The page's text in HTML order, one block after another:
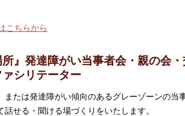
こちらから
所』発達障がい当事者会・親の会
ァシリテーター
または発達障がい傾向のあるグレーゾーンの当
話せる・聞ける場づくりをいたします。